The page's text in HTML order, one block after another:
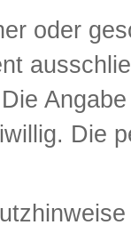
oder
Die